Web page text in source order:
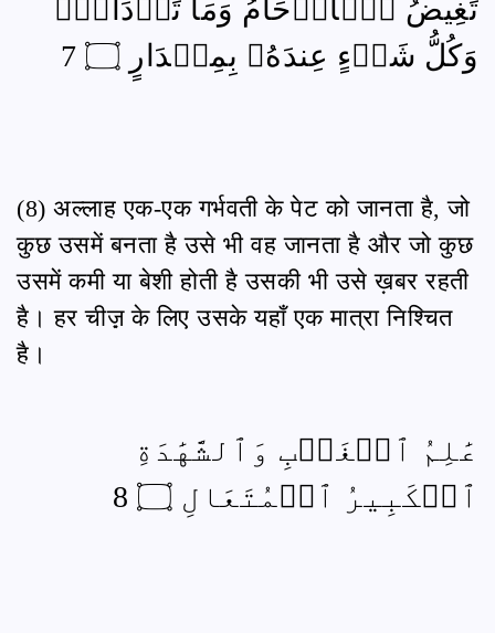
تَغِيضُ ٱلۡأَرۡحَامُ وَمَا تَزۡدَادُۚ
وَكُلُّ شَيۡءٍ عِندَهُۥ بِمِقۡدَارٍ ۝ 7
(8) अल्लाह एक-एक गर्भवती के पेट को जानता है, जो
कुछ उसमें बनता है उसे भी वह जानता है और जो कुछ
उसमें कमी या बेशी होती है उसकी भी उसे ख़बर रहती
है। हर चीज़़ के लिए उसके यहाँ एक मात्रा निश्चित
है।
عَٰلِمُ ٱلۡغَيۡبِ وَٱلشَّهَٰدَةِ
ٱلۡكَبِيرُ ٱلۡمُتَعَالِ ۝ 8